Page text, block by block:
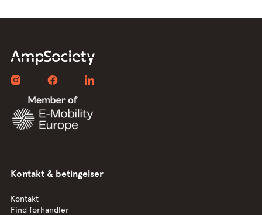
Kontakt & betingelser
Kontakt
Find forhandler